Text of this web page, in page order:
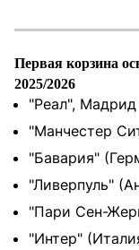
Первая корзина
2025/2026
"Реал",
"Манчестер
"Бавария"
"Ливерпуль"
"Пари Сен-
"Интер"